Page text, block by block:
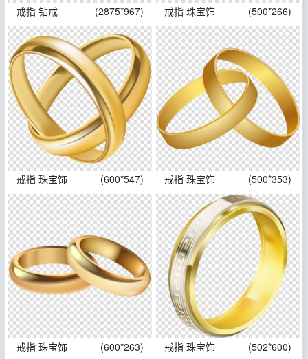
戒指 钻戒 (2875*967) 戒指 珠宝饰 (500*266)
戒指 珠宝饰 (600*547) 戒指 珠宝饰 (500*353)
戒指 珠宝饰 (600*263) 戒指 珠宝饰 (502*600)